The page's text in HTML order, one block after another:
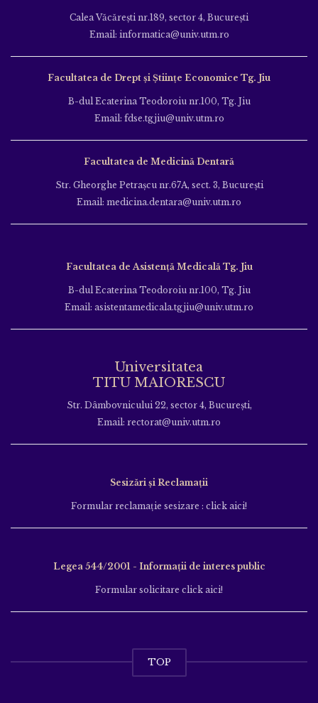
Calea Văcăreşti nr.189, sector 4, Bucureşti
Email: informatica@univ.utm.ro
Facultatea de Drept și Științe Economice Tg. Jiu
B-dul Ecaterina Teodoroiu nr.100, Tg. Jiu
Email: fdse.tgjiu@univ.utm.ro
Facultatea de Medicină Dentară
Str. Gheorghe Petraşcu nr.67A, sect. 3, Bucureşti
Email: medicina.dentara@univ.utm.ro
Facultatea de Asistență Medicală Tg. Jiu
B-dul Ecaterina Teodoroiu nr.100, Tg. Jiu
Email: asistentamedicala.tgjiu@univ.utm.ro
Universitatea
TITU MAIORESCU
Str. Dâmbovnicului 22, sector 4, București,
Email: rectorat@univ.utm.ro
Sesizări și Reclamații
Formular reclamație sesizare : click aici!
Legea 544/2001 - Informații de interes public
Formular solicitare click aici!
TOP